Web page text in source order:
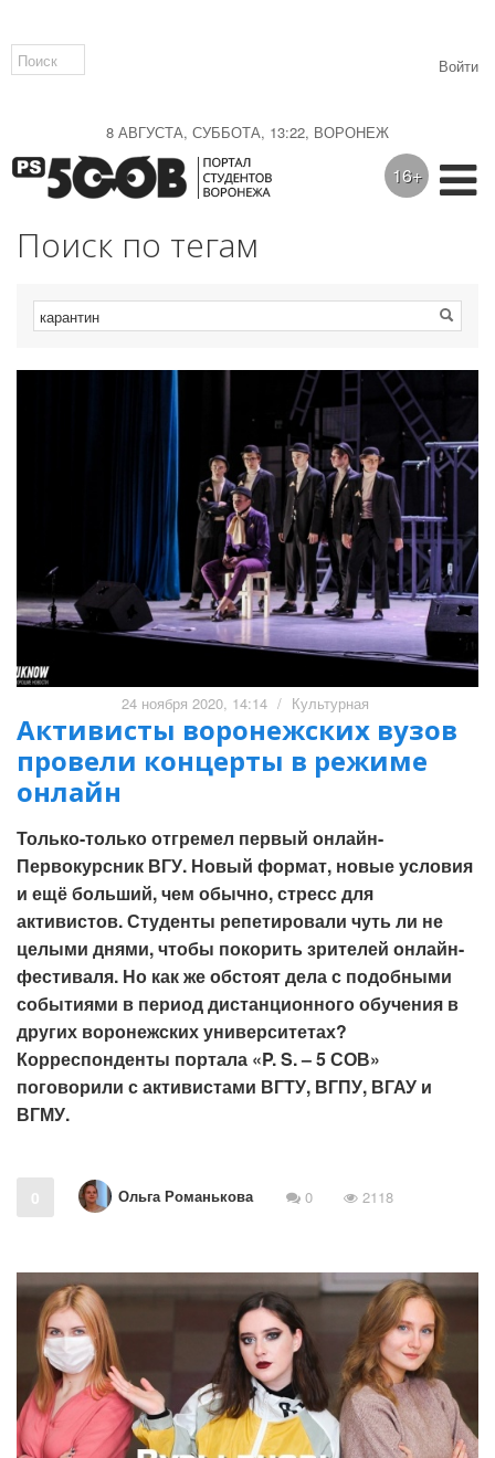
8 АВГУСТА, СУББОТА, 13:22, ВОРОНЕЖ
Войти
16+
Поиск по тегам
24 ноября 2020, 14:14 / Культурная
Активисты воронежских вузов
провели концерты в режиме
онлайн
Только-только отгремел первый онлайн-
Первокурсник ВГУ. Новый формат, новые условия
и ещё больший, чем обычно, стресс для
активистов. Студенты репетировали чуть ли не
целыми днями, чтобы покорить зрителей онлайн-
фестиваля. Но как же обстоят дела с подобными
событиями в период дистанционного обучения в
других воронежских университетах?
Корреспонденты портала «P. S. – 5 СОВ»
поговорили с активистами ВГТУ, ВГПУ, ВГАУ и
ВГМУ.
0 Ольга Романькова 0 2118